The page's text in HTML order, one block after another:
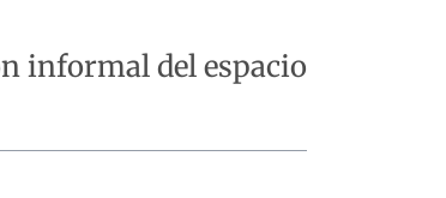
informal del espacio